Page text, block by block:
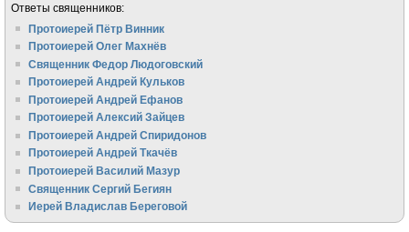
Ответы священников:
Протоиерей Пётр Винник
Протоиерей Олег Махнёв
Священник Федор Людоговский
Протоиерей Андрей Кульков
Протоиерей Андрей Ефанов
Протоиерей Алексий Зайцев
Протоиерей Андрей Спиридонов
Протоиерей Андрей Ткачёв
Протоиерей Василий Мазур
Священник Сергий Бегиян
Иерей Владислав Береговой